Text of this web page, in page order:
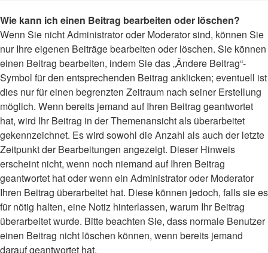
Wie kann ich einen Beitrag bearbeiten oder löschen?
Wenn Sie nicht Administrator oder Moderator sind, können Sie
nur Ihre eigenen Beiträge bearbeiten oder löschen. Sie können
einen Beitrag bearbeiten, indem Sie das „Ändere Beitrag“-
Symbol für den entsprechenden Beitrag anklicken; eventuell ist
dies nur für einen begrenzten Zeitraum nach seiner Erstellung
möglich. Wenn bereits jemand auf Ihren Beitrag geantwortet
hat, wird Ihr Beitrag in der Themenansicht als überarbeitet
gekennzeichnet. Es wird sowohl die Anzahl als auch der letzte
Zeitpunkt der Bearbeitungen angezeigt. Dieser Hinweis
erscheint nicht, wenn noch niemand auf Ihren Beitrag
geantwortet hat oder wenn ein Administrator oder Moderator
Ihren Beitrag überarbeitet hat. Diese können jedoch, falls sie es
für nötig halten, eine Notiz hinterlassen, warum Ihr Beitrag
überarbeitet wurde. Bitte beachten Sie, dass normale Benutzer
einen Beitrag nicht löschen können, wenn bereits jemand
darauf geantwortet hat.